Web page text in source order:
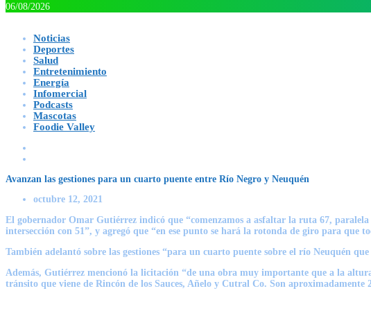
06/08/2026
Noticias
Deportes
Salud
Entretenimiento
Energía
Infomercial
Podcasts
Mascotas
Foodie Valley
Avanzan las gestiones para un cuarto puente entre Río Negro y Neuquén
octubre 12, 2021
El gobernador Omar Gutiérrez indicó que “comenzamos a asfaltar la ruta 67,
intersección con 51”, y agregó que “en ese punto se hará la rotonda de giro para
También adelantó sobre las gestiones “para un cuarto puente sobre el río Neuquén
Además, Gutiérrez mencionó la licitación “de una obra muy importante que a la
tránsito que viene de Rincón de los Sauces, Añelo y Cutral Co. Son